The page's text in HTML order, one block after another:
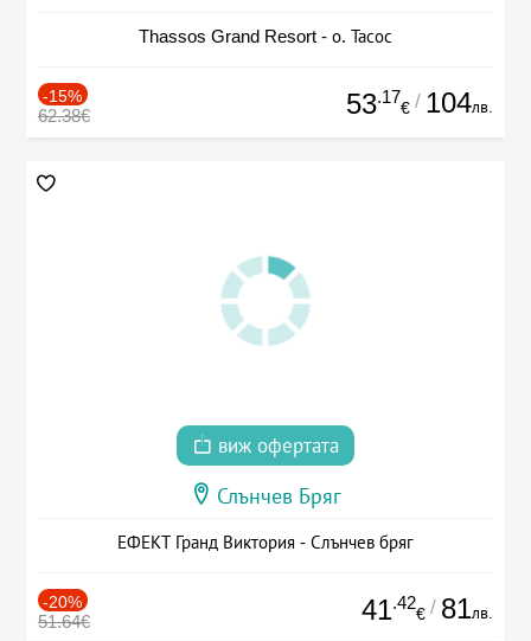
Thassos Grand Resort - о. Тасос
-15%
62.38€ 53.17
€ / 104лв.
виж офертата
Слънчев Бряг
ЕФЕКТ Гранд Виктория - Слънчев бряг
-20%
51.64€ 41.42
€ / 81лв.